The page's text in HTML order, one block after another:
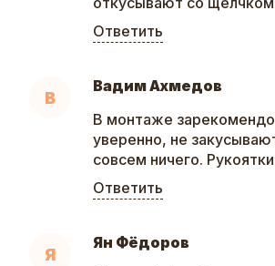
Ответить
В
Вадим Ахмедов
В монтаже
уверенно, не
совсем ничего.
Ответить
Я
Ян Фёдоров